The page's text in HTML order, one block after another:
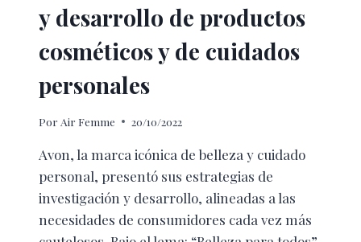
y desarrollo de productos
cosméticos y de cuidados
personales
Por Air Femme 20/10/2022
Avon, la marca icónica de belleza y cuidado
personal, presentó sus estrategias de
investigación y desarrollo, alineadas a las
necesidades de consumidores cada vez más